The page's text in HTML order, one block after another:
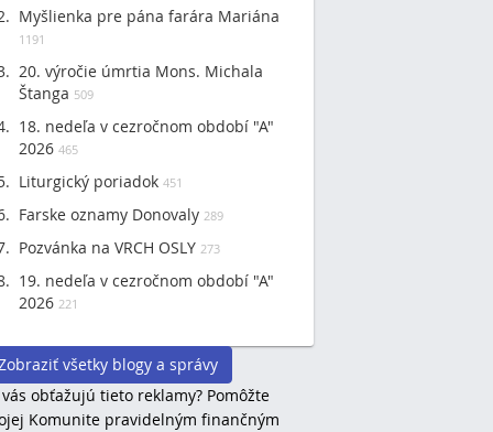
Myšlienka pre pána farára Mariána
1191
20. výročie úmrtia Mons. Michala
Štanga 509
18. nedeľa v cezročnom období "A"
2026 465
Liturgický poriadok 451
Farske oznamy Donovaly 289
Pozvánka na VRCH OSLY 273
19. nedeľa v cezročnom období "A"
2026 221
všetky blogy a správy
obťažujú tieto reklamy? Pomôžte
Komunite pravidelným finančným